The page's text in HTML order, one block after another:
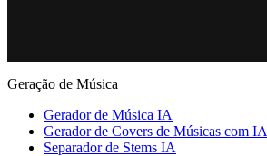
Geração de Música
Gerador de Música IA
Gerador de Covers de Músicas com IA
Separador de Stems IA